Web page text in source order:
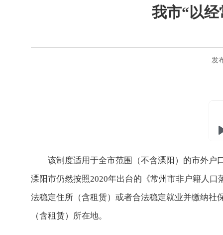
我市“以
发
该制度适用于全市范围（不含溧阳）的市外户
溧阳市仍然按照2020年出台的《常州市非户籍人
法稳定住所（含租赁）或者合法稳定就业并缴纳
（含租赁）所在地。